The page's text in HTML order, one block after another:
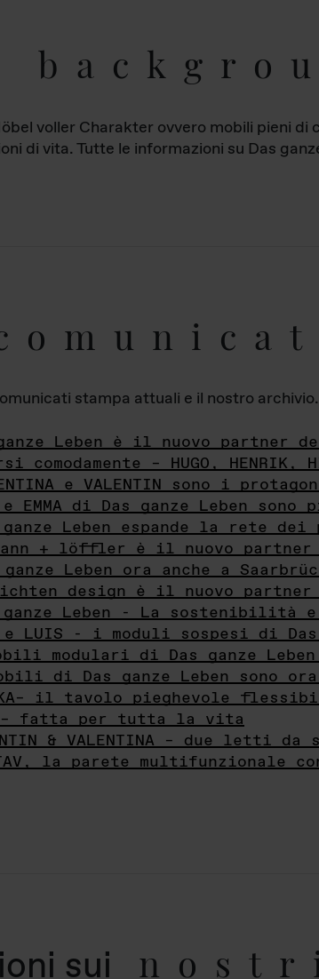
voller Charakter ovvero mobili pieni
di vita. Tutte le informazioni su Das
stampa attuali e il nostro archivio.
Leben è il nuovo partner
comodamente – HUGO, HENRIK,
e VALENTIN sono i
e EMMA di Das ganze Leben
ganze Leben espande la rete
+ löffler è il nuovo partner
ganze Leben ora anche a
design è il nuovo partner
ganze Leben - La sostenibilità
e LUIS - i moduli sospesi di Das
modulari di Das ganze
di Das ganze Leben sono
il tavolo pieghevole
– fatta per tutta la vita
& VALENTINA – due letti da
la parete multifunzionale
sui